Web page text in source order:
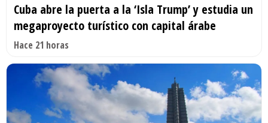
Cuba abre la puerta a la ‘Isla Trump’ y estudia un
megaproyecto turístico con capital árabe
Hace 21 horas